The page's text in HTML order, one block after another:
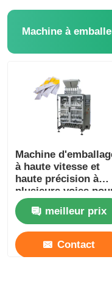
Machine à
Machine
à haute vitesse et
haute précision à
plusieurs voies
matériaux en
meilleur prix
Contact